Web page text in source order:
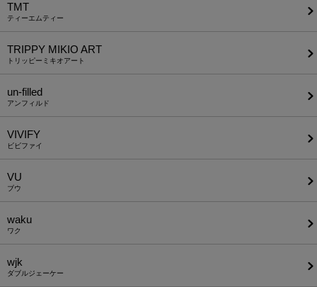
TMT
ティーエムティー
TRIPPY MIKIO ART
トリッピーミキオアート
un-filled
アンフィルド
VIVIFY
ビビファイ
VU
ブウ
waku
ワク
wjk
ダブルジェーケー